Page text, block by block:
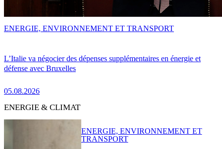
L’Italie va négocier des dépenses supplémentaires en énergie et
défense avec Bruxelles
05.08.2026
ENERGIE, ENVIRONNEMENT ET TRANSPORT
ENERGIE & CLIMAT
ENERGIE, ENVIRONNEMENT ET
TRANSPORT